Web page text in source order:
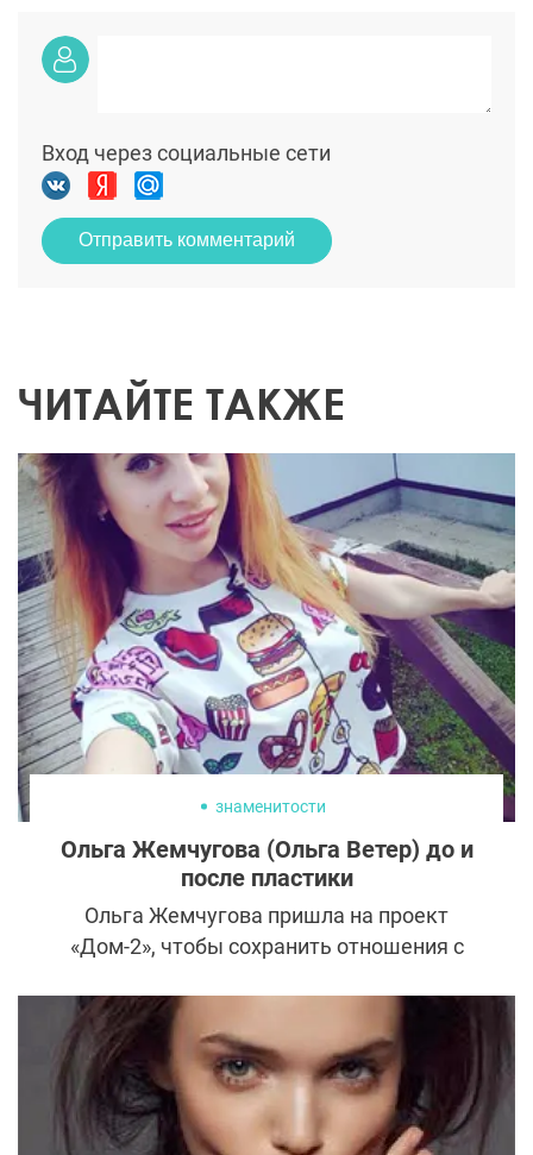
Вход через социальные сети
Отправить комментарий
ЧИТАЙТЕ ТАКЖЕ
знаменитости
Ольга Жемчугова (Ольга Ветер) до и
после пластики
Ольга Жемчугова пришла на проект
«Дом-2», чтобы сохранить отношения с